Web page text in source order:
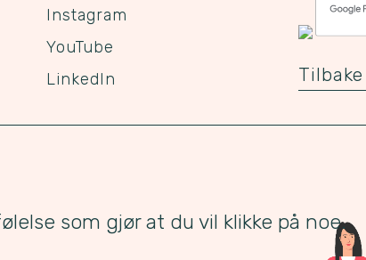
Instagram
YouTube
LinkedIn
som gjør at du vil klikke på noe.